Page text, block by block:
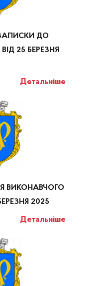
ДО
25 БЕРЕЗНЯ
Детальніше
ВИКОНАВЧОГО
2025
Детальніше